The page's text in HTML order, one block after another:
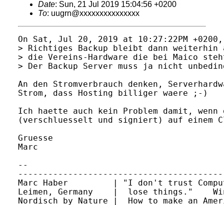
Date: Sun, 21 Jul 2019 15:04:56 +0200
To: uugrn@xxxxxxxxxxxxxxx
On Sat, Jul 20, 2019 at 10:27:22PM
> Richtiges Backup bleibt dann weiterhin
> die Vereins-Hardware die bei Maico
> Der Backup Server muss ja nicht
An den Stromverbrauch denken,
Strom, dass Hosting billiger waere ;-)
Ich haette auch kein Problem damit, wenn
(verschluesselt und signiert) auf einem
Gruesse
Marc
--
Marc Haber         | "I don't trust
Leimen, Germany    |  lose things."
Nordisch by Nature |  How to make an